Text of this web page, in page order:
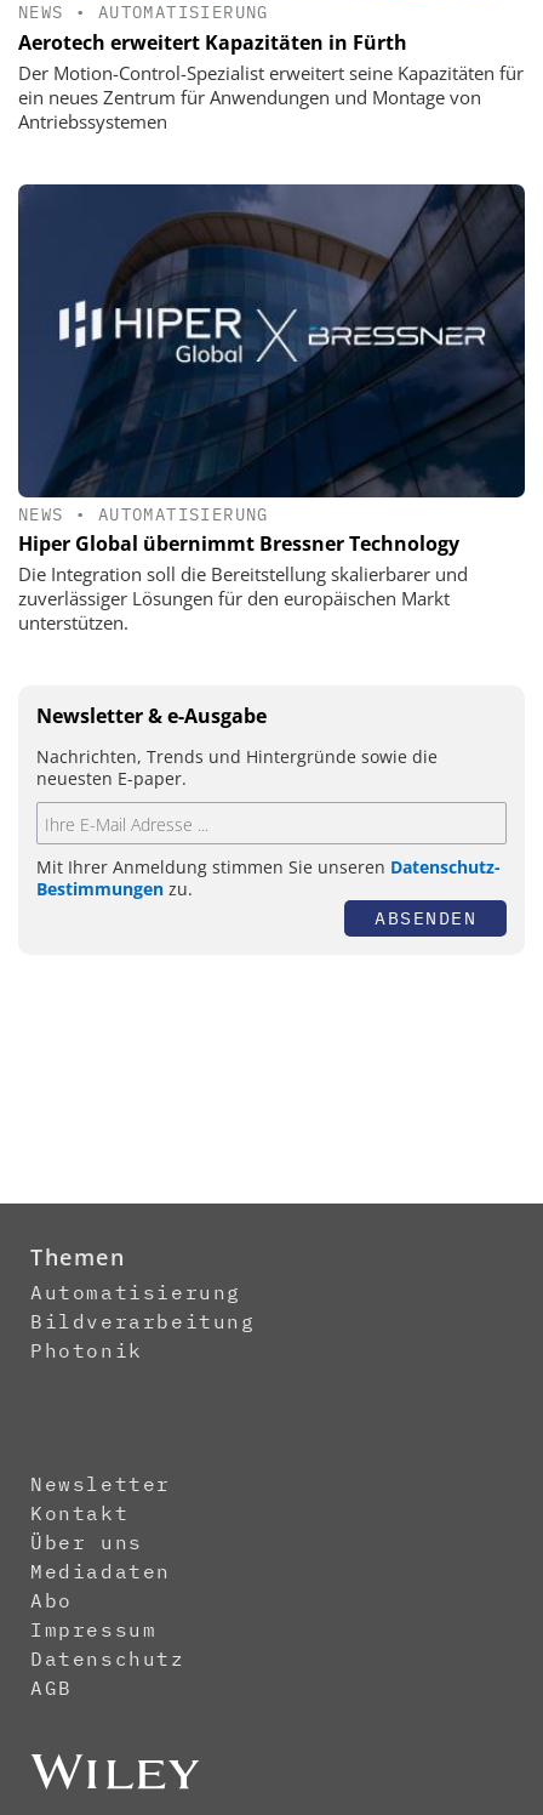
NEWS • AUTOMATISIERUNG
Aerotech erweitert Kapazitäten in Fürth
Der Motion-Control-Spezialist erweitert seine Kapazitäten für
ein neues Zentrum für Anwendungen und Montage von
Antriebssystemen
NEWS • AUTOMATISIERUNG
Hiper Global übernimmt Bressner Technology
Die Integration soll die Bereitstellung skalierbarer und
zuverlässiger Lösungen für den europäischen Markt
unterstützen.
Newsletter & e-Ausgabe
Nachrichten, Trends und Hintergründe sowie die
neuesten E-paper.
Mit Ihrer Anmeldung stimmen Sie unseren Datenschutz-
Bestimmungen zu.
ABSENDEN
Themen
Automatisierung
Bildverarbeitung
Photonik
Newsletter
Kontakt
Über uns
Mediadaten
Abo
Impressum
Datenschutz
AGB